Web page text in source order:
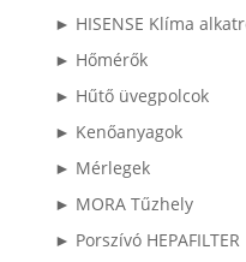
► HISENSE Klíma
► Hőmérők
► Hűtő üvegpolcok
► Kenőanyagok
► Mérlegek
► MORA Tűzhely
► Porszívó HEPAFILTER